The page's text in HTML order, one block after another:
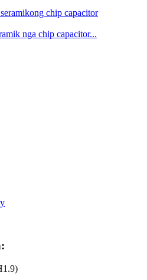
nga chip capacitor...